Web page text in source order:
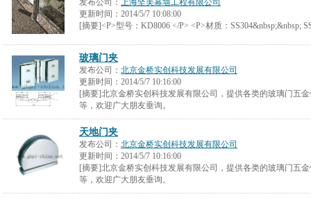
发布公司： 上海坚美幕墙工程有限公司
更新时间： 2014/5/7 10:08:00
[摘要]<P>型号：KD8006 </P> <P>材质：SS304&nbsp;&nbsp;
玻璃门夹
发布公司： 北京金桥实创科技发展有限公司
更新时间： 2014/5/7 10:16:00
[摘要]北京金桥实创科技发展有限公司，提供各类的玻璃门五
等，欢迎广大朋友垂询。
天地门夹
发布公司： 北京金桥实创科技发展有限公司
更新时间： 2014/5/7 10:16:00
[摘要]北京金桥实创科技发展有限公司，提供各类的玻璃门五
等，欢迎广大朋友垂询。